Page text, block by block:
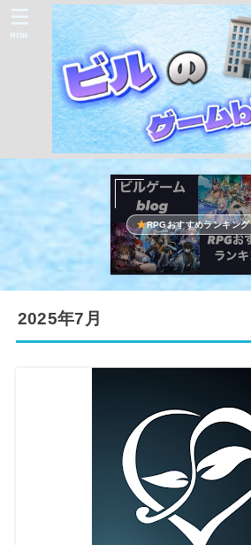
MENU
RPGおすすめランキング
2025年7月